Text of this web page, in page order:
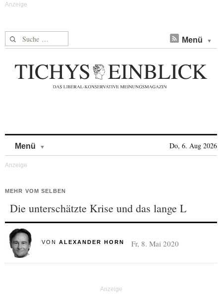
Suche nach: Menü
Menü Do, 6. Aug 2026
MEHR VOM SELBEN
Die unterschätzte Krise und das lange L
VON ALEXANDER HORN Fr, 8. Mai 2020